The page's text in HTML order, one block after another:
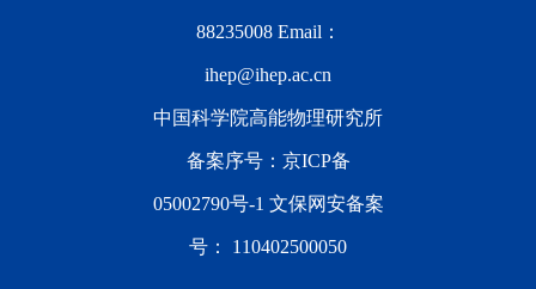
88235008 Email：
ihep@ihep.ac.cn
中国科学院高能物理研究所
备案序号： 京ICP备
05002790号-1 文保网安备案
号： 110402500050